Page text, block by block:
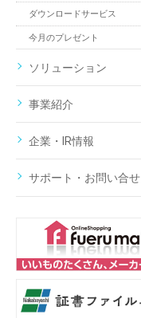
ダウンロードサービス
今月のプレゼント
ソリューション
事業紹介
企業・IR情報
サポート・お問い合せ